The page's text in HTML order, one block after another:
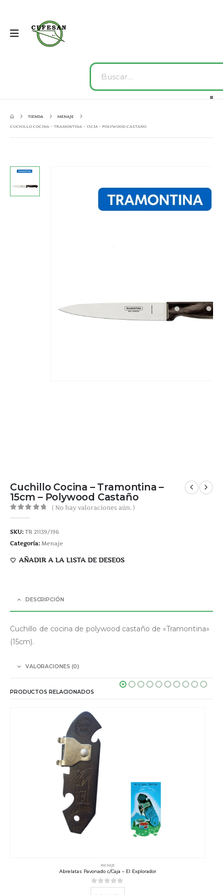
TIENDA
MENAJE
CUCHILLO COCINA – TRAMONTINA – 15CM – POLYWOOD CASTAÑO
Cuchillo Cocina – Tramontina –
15cm – Polywood Castaño
( No hay valoraciones aún. )
SKU: TR 21139/196
Categoría: Menaje
AÑADIR A LA LISTA DE DESEOS
DESCRIPCIÓN
Cuchillo de cocina de polywood castaño de «Tramontina»
(15cm).
VALORACIONES (0)
PRODUCTOS RELACIONADOS
MENAJE
Abrelatas Pavonado c/Caja – El Explorador
0out of 5